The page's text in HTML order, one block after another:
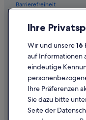
Barrierefreiheit
Rechtliche Hinweise/
Inhaltsrichtlinien und
Hilfe
Ihre
Wir und unsere16
auf Informationen
eindeutige
Ihre Präferenzen
Sie dazu bitte
Seite der